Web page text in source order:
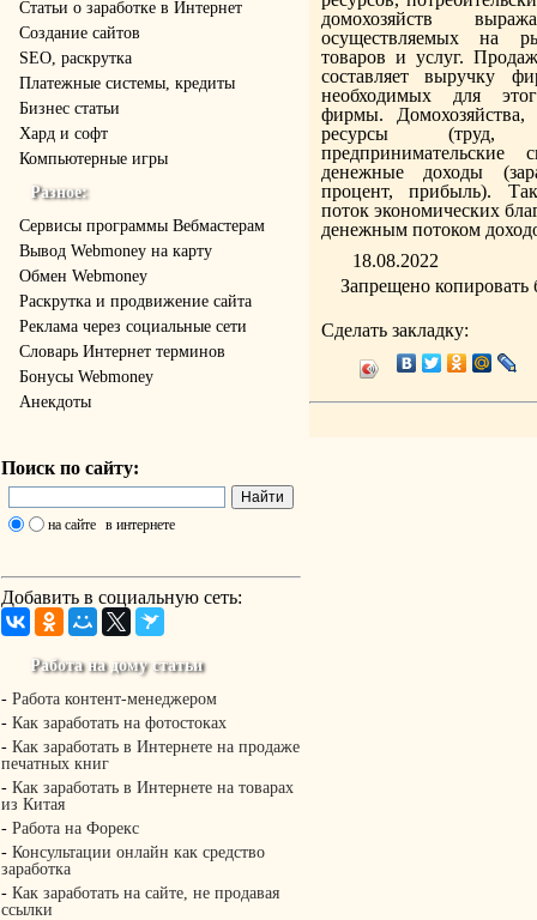
Статьи о заработке в Интернет
Создание сайтов
SEO, раскрутка
Платежные системы, кредиты
Бизнес статьи
Хард и софт
Компьютерные игры
Разное:
Cервисы программы Вебмастерам
Вывод Webmoney на карту
Обмен Webmoney
Раскрутка и продвижение сайта
Реклама через социальные сети
Словарь Интернет терминов
Бонусы Webmoney
Анекдоты
Поиск по сайту:
на сайте в интернете
Добавить в социальную сеть:
Работа на дому статьи
- Работа контент-менеджером
- Как заработать на фотостоках
- Как заработать в Интернете на продаже
печатных книг
- Как заработать в Интернете на товарах
из Китая
- Работа на Форекс
- Консультации онлайн как средство
заработка
- Как заработать на сайте, не продавая
ссылки
домохозяйств
осуществляемых на
товаров и услуг.
составляет выручку
необходимых для
фирмы. Домохозяйства,
ресурсы (труд,
предпринимательские
денежные доходы
процент, прибыль).
поток экономических
денежным потоком
18.08.2022
Запрещено копировать
Сделать закладку: